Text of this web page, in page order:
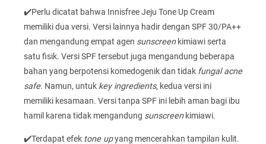
✔️Perlu dicatat bahwa Innisfree Jeju Tone Up Cream
memiliki dua versi. Versi lainnya hadir dengan SPF 30/PA++
dan mengandung empat agen sunscreenkimiawi serta
satu fisik. Versi SPF tersebut juga mengandung beberapa
bahan yang berpotensi komedogenik dan tidak fungal acne
safe. Namun, untuk key ingredients, kedua versi ini
memiliki kesamaan. Versi tanpa SPF ini lebih aman bagi ibu
hamil karena tidak mengandung sunscreenkimiawi.
✔️Terdapat efek tone upyang mencerahkan tampilan kulit.